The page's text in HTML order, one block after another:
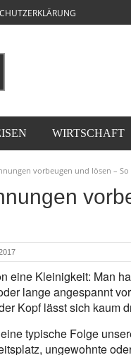
WIRTSCHAFT
vorbeugen und lösen – So
eine Kleinigkeit: Man
lange angespannt
Kopf lässt sich kaum
typische Folge
ungewohnte